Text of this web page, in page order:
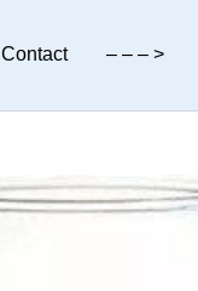
Contact – – – >